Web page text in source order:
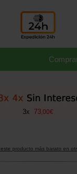
3x 73, 00€
este producto más barato en